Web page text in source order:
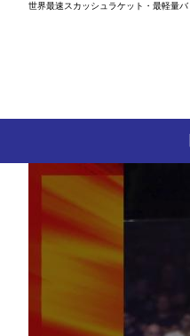
世界最速スカッシュラケット・最軽量